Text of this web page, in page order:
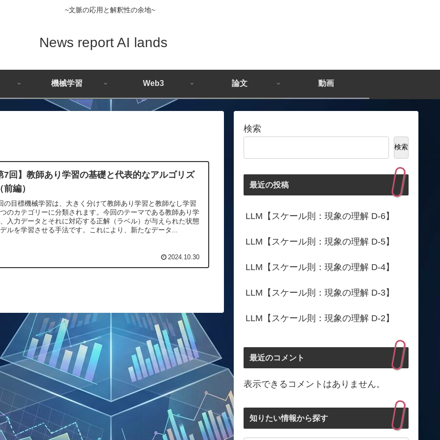
~文脈の応用と解釈性の余地~
News report AI lands
機械学習 Web3 論文 動画
7回】教師あり学習の基礎と代表的なアルゴリズ
前編）
の目標機械学習は、大きく分けて教師あり学習と教師なし学習
のカテゴリーに分類されます。今回のテーマである教師あり学
入力データとそれに対応する正解（ラベル）が与えられた状態
ルを学習させる手法です。これにより、新たなデータ...
2024.10.30
検索
検索
最近の投稿
LLM【スケール則：現象の理解 D-6】
LLM【スケール則：現象の理解 D-5】
LLM【スケール則：現象の理解 D-4】
LLM【スケール則：現象の理解 D-3】
LLM【スケール則：現象の理解 D-2】
最近のコメント
表示できるコメントはありません。
知りたい情報から探す